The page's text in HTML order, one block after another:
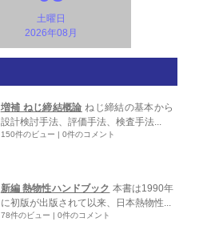
土曜日
2026年08月
増補 ねじ締結概論 ねじ締結の基本から
設計検討手法、評価手法、検査手法...
150件のビュー | 0件のコメント
新編 熱物性ハンドブック 本書は1990年
に初版が出版されて以来、日本熱物性...
78件のビュー | 0件のコメント